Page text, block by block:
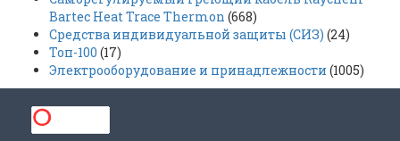
Bartec Heat Trace Thermon (668)
Средства индивидуальной защиты (СИЗ) (24)
Топ-100 (17)
Электрооборудование и принадлежности (1005)